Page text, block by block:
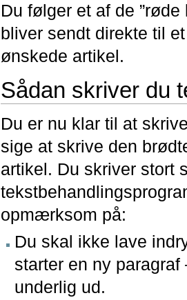
Du følger et af de
bliver sendt direkte til
ønskede artikel.
Sådan skriver du
Du er nu klar til at
sige at skrive den
artikel. Du skriver stort
opmærksom på:
Du skal ikke lave
starter en ny
underlig ud.